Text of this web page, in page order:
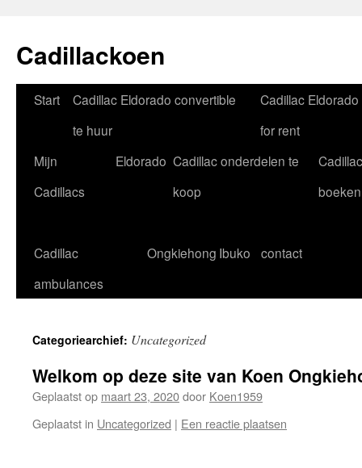
Cadillackoen
Spring
inhoud
Start
Cadillac Eldorado convertible
te huur
Cadillac
for rent
Mijn
Cadillacs
Eldorado Cadillac onderdelen te
koop
Cadillac
boeken
Cadillac
ambulances
Ongkiehong Ibuko contact
Categoriearchief: Uncategorized
Welkom op deze site van Koen
Geplaatst op maart 23, 2020door Koen1959
Geplaatst in Uncategorized | Een reactie plaatsen